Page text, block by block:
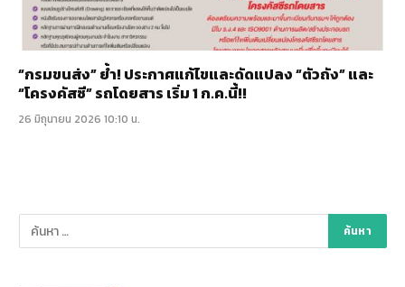
“กรมขนส่ง” ย้ำ! ประกาศแก้ไขและดัดแปลง “ตัวถัง” และ
“โครงคัสซี” รถโดยสาร เริ่ม 1 ก.ค.นี้!!
26 มิถุนายน 2026 10:10 น.